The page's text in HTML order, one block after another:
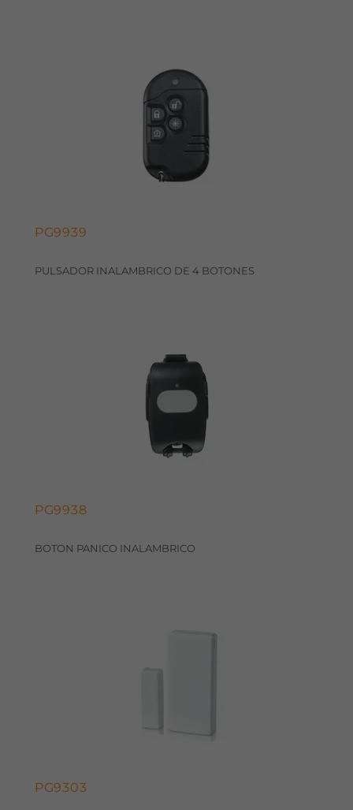
PG9939
PULSADOR INALAMBRICO DE 4 BOTONES
PG9938
BOTON PANICO INALAMBRICO
PG9303